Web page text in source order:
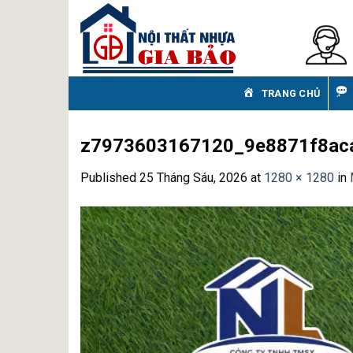
content
TRANG CHỦ
Published 25 Tháng Sáu, 2026 at 1280 × 1280 in